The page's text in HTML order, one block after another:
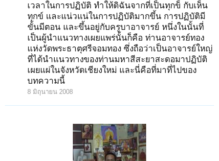
เวลาในการปฏิบัติ ทำให้ดิฉันจากที่เป็นทุกข็ กับเห็น
ทุกข์ และแน่วแน่ในการปฏิบัติมากขึ้น การปฏิบัติมี
ขั้นมีตอน และขึ้นอยู่กับครูบาอาจารย์ หนึ่งในนั้นที่
เป็นผู้นำแนวทางเผยแพร่นั้นก็คือ ท่านอาจารย์ทอง
แห่งวัดพระธาตุศรีจอมทอง ซึ่งถือว่าเป็นอาจารย์ใหญ่
ที่ได้นำแนวทางของท่านมหาสีสะยาสะดอมาปฏิบัติ
เผยแผ่ในจังหวัดเชียงใหม่ และนี่คือที่มาที่ไปของ
บทความนี้
8 มิถุนายน 2008